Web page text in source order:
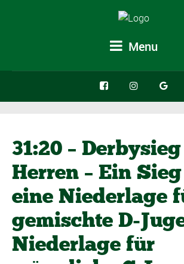
Menu
31:20 –
Herren – Ein
eine Niederlage
gemischte D-
Niederlage für